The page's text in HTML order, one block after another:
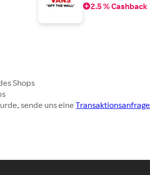
2.5 % Cashback
Shops
sende uns eineTransaktionsanfrage